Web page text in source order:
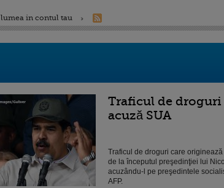
lumea in contul tau
Traficul de droguri
acuză SUA
Traficul de droguri care
de la începutul preşedinţiei lui
acuzându-l pe preşedintele
AFP.